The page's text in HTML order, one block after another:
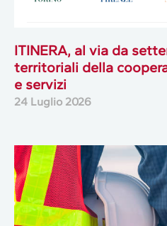
ITINERA, al via da
territoriali della
e servizi
24 Luglio 2026